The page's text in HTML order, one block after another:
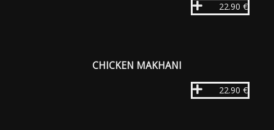
22.90 €
CHICKEN MAKHANI
22.90 €